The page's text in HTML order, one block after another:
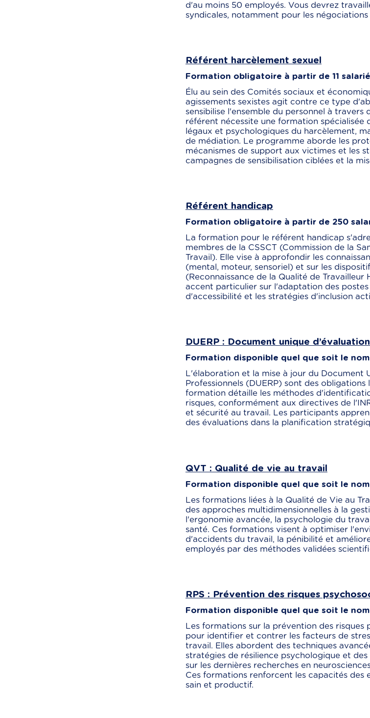
d'au moins 50 employés. Vous devrez
syndicales, notamment pour les
Référent harcèlement sexuel
Formation obligatoire à partir de 11
Élu au sein des Comités sociaux et
agissements sexistes agit contre ce type
sensibilise l'ensemble du personnel à travers
référent nécessite une formation spécialisée
légaux et psychologiques du harcèlement,
de médiation. Le programme aborde les
mécanismes de support aux victimes et les
campagnes de sensibilisation ciblées et la
Référent handicap
Formation obligatoire à partir de 250
La formation pour le référent handicap
membres de la CSSCT (Commission de la
Travail). Elle vise à approfondir les
(mental, moteur, sensoriel) et sur les
(Reconnaissance de la Qualité de
accent particulier sur l'adaptation des
d'accessibilité et les stratégies d'inclusion
DUERP : Document unique
Formation disponible quel que soit le
L'élaboration et la mise à jour du Document
Professionnels (DUERP) sont des
formation détaille les méthodes
risques, conformément aux directives de
et sécurité au travail. Les participants
des évaluations dans la planification
QVT : Qualité de vie au travail
Formation disponible quel que soit le
Les formations liées à la Qualité de Vie au
des approches multidimensionnelles à la
l'ergonomie avancée, la psychologie du
santé. Ces formations visent à optimiser
d'accidents du travail, la pénibilité et
employés par des méthodes validées
RPS : Prévention des risques
Formation disponible quel que soit le
Les formations sur la prévention des risques
pour identifier et contrer les facteurs de
travail. Elles abordent des techniques
stratégies de résilience psychologique et
sur les dernières recherches en
Ces formations renforcent les capacités des
sain et productif.